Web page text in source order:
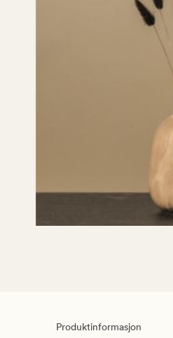
Produktinformasjon